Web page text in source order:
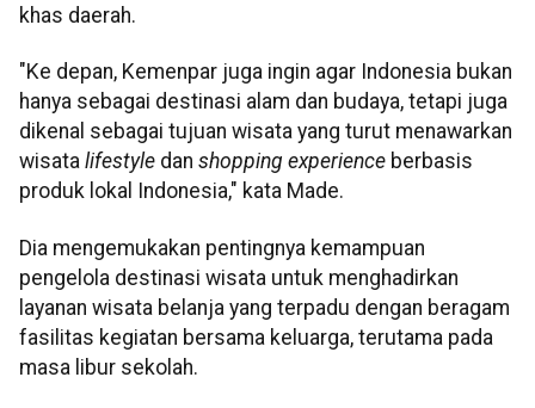
khas daerah.
"Ke depan, Kemenpar juga ingin agar Indonesia bukan
hanya sebagai destinasi alam dan budaya, tetapi juga
dikenal sebagai tujuan wisata yang turut menawarkan
wisata lifestyle dan shopping experience berbasis
produk lokal Indonesia," kata Made.
Dia mengemukakan pentingnya kemampuan
pengelola destinasi wisata untuk menghadirkan
layanan wisata belanja yang terpadu dengan beragam
fasilitas kegiatan bersama keluarga, terutama pada
masa libur sekolah.